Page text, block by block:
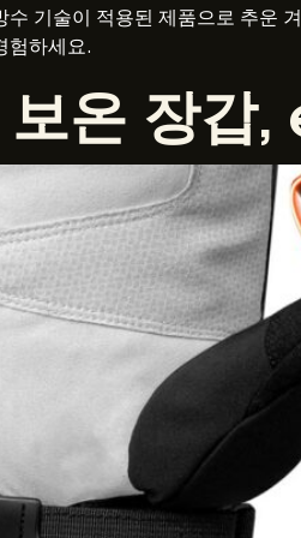
기술이 적용된 제품으로 추운
험하세요.
온 장갑